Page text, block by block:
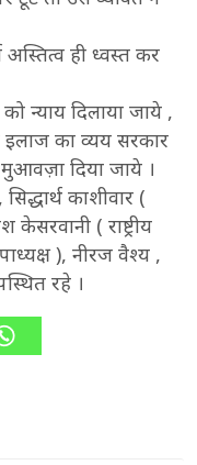
ही ध्वस्त कर
न्याय दिलाया जाये ,
इलाज का व्यय सरकार
दिया जाये ।
काशीवार (
( राष्ट्रीय
), नीरज वैश्य ,
रहे ।